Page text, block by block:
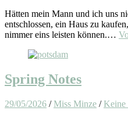
Hätten mein Mann und ich uns
entschlossen, ein Haus zu
nimmer eins leisten können.…
Spring Notes
29/05/2026 /Miss Minze /Keine